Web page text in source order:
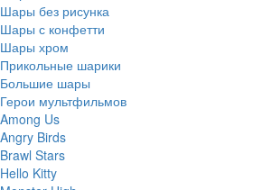
Шары без рисунка
Шары с конфетти
Шары хром
Прикольные шарики
Большие шары
Герои мультфильмов
Among Us
Angry Birds
Brawl Stars
Hello Kitty